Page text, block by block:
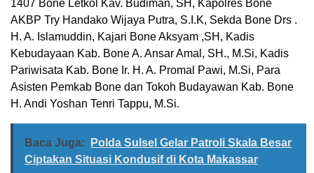
1407 Bone Letkol Kav. Budiman, SH, Kapolres Bone
AKBP Try Handako Wijaya Putra, S.I.K, Sekda Bone Drs .
H. A. Islamuddin, Kajari Bone Aksyam ,SH, Kadis
Kebudayaan Kab. Bone A. Ansar Amal, SH., M.Si, Kadis
Pariwisata Kab. Bone Ir. H. A. Promal Pawi, M.Si, Para
Asisten Pemkab Bone dan Tokoh Budayawan Kab. Bone
H. Andi Yoshan Tenri Tappu, M.Si.
Baca Juga:
Polda Sulsel Gelar Patroli Skala Besar
Ciptakan Situasi Kondusif di Kota Makassar